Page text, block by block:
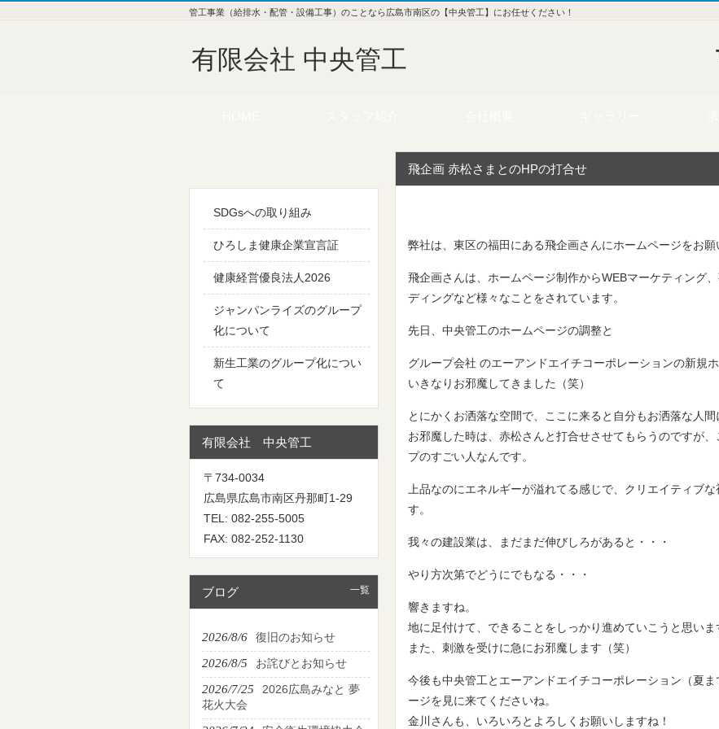
管工事業（給排水・配管・設備工事）のことなら広島市南区の【中央管工】にお任せください！
有限会社 中央管工
飛企画 赤松さまとのHPの打合せ
弊社は、東区の福田にある飛企画さんにホームページをお願
飛企画さんは、ホームページ制作からWEBマーケティング
ディングなど様々なことをされています。
先日、中央管工のホームページの調整と
グループ会社 のエーアンドエイチコーポレーションの新規
いきなりお邪魔してきました（笑）
とにかくお洒落な空間で、ここに来ると自分もお洒落な人
お邪魔した時は、赤松さんと打合せさせてもらうのですが
プのすごい人なんです。
上品なのにエネルギーが溢れてる感じで、クリエイティブ
す。
我々の建設業は、まだまだ伸びしろがあると・・・
やり方次第でどうにでもなる・・・
響きますね。
地に足付けて、できることをしっかり進めていこうと思いま
また、刺激を受けに急にお邪魔します（笑）
今後も中央管工とエーアンドエイチコーポレーション（夏
ージを見に来てくださいね。
金川さんも、いろいろとよろしくお願いしますね！
SDGsへの取り組み
ひろしま健康企業宣言証
健康経営優良法人2026
ジャンパンライズのグループ
化について
新生工業のグループ化につい
て
有限会社 中央管工
〒734-0034
広島県広島市南区丹那町1-29
TEL: 082-255-5005
FAX: 082-252-1130
ブログ 一覧
2026/8/6 復旧のお知らせ
2026/8/5 お詫びとお知らせ
2026/7/25
2026広島みなと 夢
花火大会